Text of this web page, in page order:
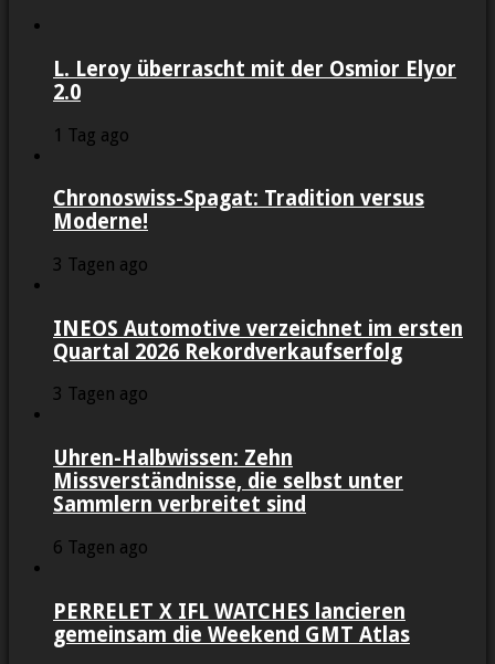
L. Leroy überrascht mit der Osmior Elyor
2.0
1 Tag ago
Chronoswiss-Spagat: Tradition versus
Moderne!
3 Tagen ago
INEOS Automotive verzeichnet im ersten
Quartal 2026 Rekordverkaufserfolg
3 Tagen ago
Uhren-Halbwissen: Zehn
Missverständnisse, die selbst unter
Sammlern verbreitet sind
6 Tagen ago
PERRELET X IFL WATCHES lancieren
gemeinsam die Weekend GMT Atlas